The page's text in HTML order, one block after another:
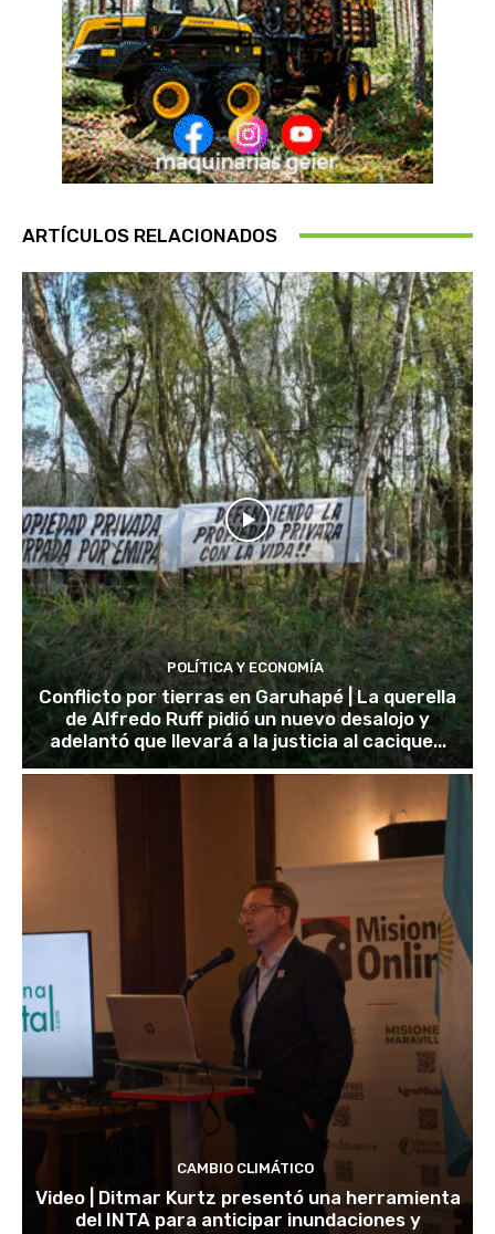
ARTÍCULOS RELACIONADOS
POLÍTICA Y ECONOMÍA
Conflicto por tierras en Garuhapé | La querella
de Alfredo Ruff pidió un nuevo desalojo y
adelantó que llevará a la justicia al cacique...
CAMBIO CLIMÁTICO
Video | Ditmar Kurtz presentó una herramienta
del INTA para anticipar inundaciones y